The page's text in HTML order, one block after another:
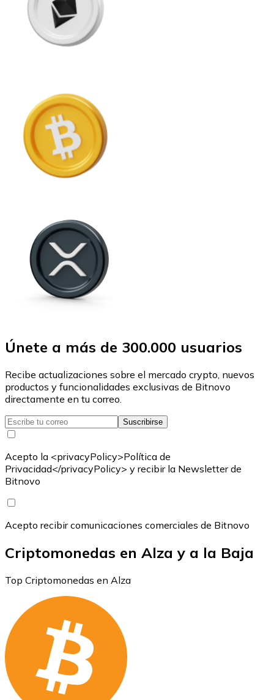
Únete a más de 300.000 usuarios
Recibe actualizaciones sobre el mercado crypto, nuevos
productos y funcionalidades exclusivas de Bitnovo
directamente en tu correo.
Suscribirse
Acepto la <privacyPolicy>Política de
Privacidad</privacyPolicy> y recibir la Newsletter de
Bitnovo
Acepto recibir comunicaciones comerciales de Bitnovo
Criptomonedas en Alza y a la Baja
Top Criptomonedas en Alza